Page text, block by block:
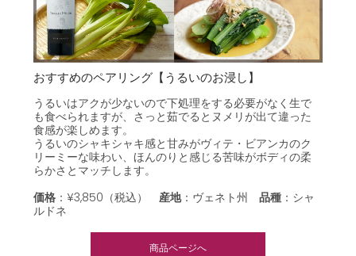
おすすめのペアリング【うるいのお浸し】
うるいはアクが少ないので下処理をする必要がなく生で
も食べられますが、さっと茹でるとヌメリが出て違った
食感が楽しめます。
うるいのシャキシャキ感と甘みがヴィテ・ビアンカのク
リーミーな味わい、ほんのりと感じる苦味がボディの柔
らかさとマッチします。
価格 ：¥3,850（税込）産地：ヴェネト州品種 ： シャ
ルドネ
商品ページへ